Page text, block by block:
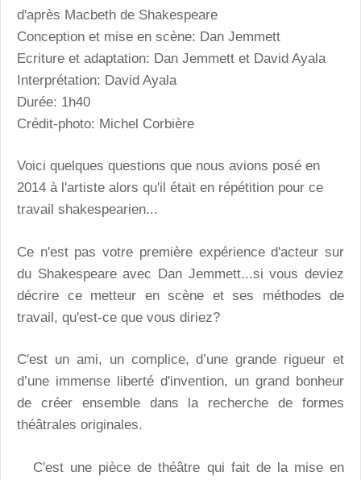
d'après Macbeth de Shakespeare
Conception et mise en scène: Dan Jemmett
Ecriture et adaptation: Dan Jemmett et David Ayala
Interprétation: David Ayala
Durée: 1h40
Crédit-photo: Michel Corbière
Voici quelques questions que nous avions posé en
2014 à l'artiste alors qu'il était en répétition pour ce
travail shakespearien...
Ce n'est pas votre première expérience d'acteur sur
du Shakespeare avec Dan Jemmett...si vous deviez
décrire ce metteur en scène et ses méthodes de
travail, qu'est-ce que vous diriez?
C'est un ami, un complice, d’une grande rigueur et
d’une immense liberté d'invention, un grand bonheur
de créer ensemble dans la recherche de formes
théâtrales originales.
C'est une pièce de théâtre qui fait de la mise en